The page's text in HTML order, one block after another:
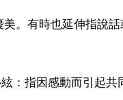
。有時也延伸指說話
：指因感動而引起共